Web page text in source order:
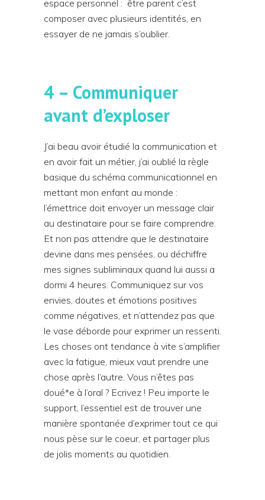
espace personnel : être parent c’est
composer avec plusieurs identités, en
essayer de ne jamais s’oublier.
4 – Communiquer
avant d’exploser
J’ai beau avoir étudié la communication et
en avoir fait un métier, j’ai oublié la règle
basique du schéma communicationnel en
mettant mon enfant au monde :
l’émettrice doit envoyer un message clair
au destinataire pour se faire comprendre.
Et non pas attendre que le destinataire
devine dans mes pensées, ou déchiffre
mes signes subliminaux quand lui aussi a
dormi 4 heures. Communiquez sur vos
envies, doutes et émotions positives
comme négatives, et n’attendez pas que
le vase déborde pour exprimer un ressenti.
Les choses ont tendance à vite s’amplifier
avec la fatigue, mieux vaut prendre une
chose après l’autre. Vous n’êtes pas
doué*e à l’oral ? Ecrivez ! Peu importe le
support, l’essentiel est de trouver une
manière spontanée d’exprimer tout ce qui
nous pèse sur le coeur, et partager plus
de jolis moments au quotidien.